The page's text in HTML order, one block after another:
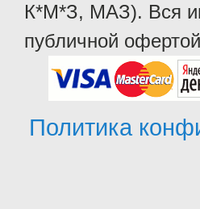
К*М*З, МАЗ). Вся
публичной
Политика